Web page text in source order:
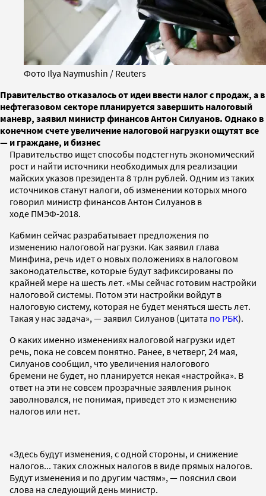
Фото Ilya Naymushin / Reuters
Правительство отказалось от идеи ввести налог с продаж, а в
нефтегазовом секторе планируется завершить налоговый
маневр, заявил министр финансов Антон Силуанов. Однако в
конечном счете увеличение налоговой нагрузки ощутят все
— и граждане, и бизнес
Правительство ищет способы подстегнуть экономический
рост и найти источники необходимых для реализации
майских указов президента 8 трлн рублей. Одним из таких
источников станут налоги, об изменении которых много
говорил министр финансов Антон Силуанов в
ходе ПМЭФ-2018.
Кабмин сейчас разрабатывает предложения по
изменению налоговой нагрузки. Как заявил глава
Минфина, речь идет о новых положениях в налоговом
законодательстве, которые будут зафиксированы по
крайней мере на шесть лет. «Мы сейчас готовим настройки
налоговой системы. Потом эти настройки войдут в
налоговую систему, которая не будет меняться шесть лет.
Такая у нас задача», — заявил Силуанов (цитата по РБК).
О каких именно изменениях налоговой нагрузки идет
речь, пока не совсем понятно. Ранее, в четверг, 24 мая,
Силуанов сообщил, что увеличения налогового
бремени не будет, но планируется некая «настройка». В
ответ на эти не совсем прозрачные заявления рынок
заволновался, не понимая, приведет это к изменению
налогов или нет.
«Здесь будут изменения, с одной стороны, и снижение
налогов... таких сложных налогов в виде прямых налогов.
Будут изменения и по другим частям», — пояснил свои
слова на следующий день министр.